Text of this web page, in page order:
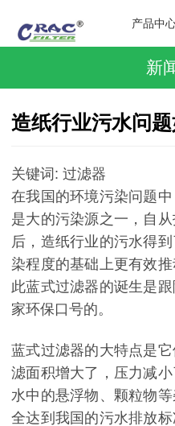
产品中
新
造纸行业污水问
关键词: 过滤器
在我国的环境污染问题
是大的污染源之一，自
后，造纸行业的污水得
染程度的基础上更有效
此蓝式过滤器的诞生是
家环保口号的。
蓝式过滤器的大特点是
滤面积增大了，压力减
水中的悬浮物、颗粒物
全达到我国的污水排放